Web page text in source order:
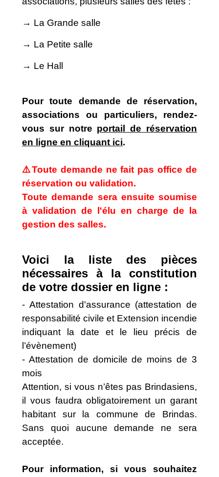
→ La Grande salle
→ La Petite salle
→ Le Hall
Pour toute demande de réservation,
associations ou particuliers, rendez-
vous sur notre portail de réservation
en ligne en cliquant ici.
⚠️Toute demande ne fait pas office de
réservation ou validation.
Toute demande sera ensuite soumise
à validation de l'élu en charge de la
gestion des salles.
Voici la liste des pièces
nécessaires à la constitution
de votre dossier en ligne :
- Attestation d'assurance (attestation de
responsabilité civile et Extension incendie
indiquant la date et le lieu précis de
l’évènement)
- Attestation de domicile de moins de 3
mois
Attention, si vous n’êtes pas Brindasiens,
il vous faudra obligatoirement un garant
habitant sur la commune de Brindas.
Sans quoi aucune demande ne sera
acceptée.
Pour information, si vous souhaitez